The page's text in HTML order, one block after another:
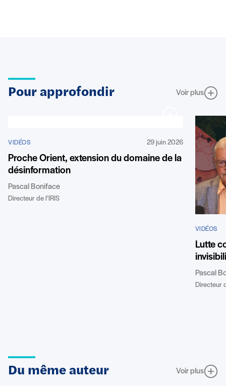
Pour approfondir Voir plus
VIDÉOS 29 juin 2026
Proche Orient, extension du domaine de la
désinformation
Pascal Boniface
Directeur de l’IRIS
VIDÉOS
Lutte
Pascal
Directeur
Du même auteur Voir plus